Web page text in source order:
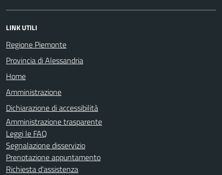
LINK UTILI
Regione Piemonte
Provincia di Alessandria
Home
Amministrazione
Dichiarazione di accessibilità
Amministrazione trasparente
Leggi le FAQ
Segnalazione disservizio
Prenotazione appuntamento
Richiesta d'assistenza